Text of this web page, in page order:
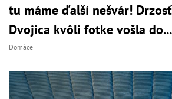
tu máme ďalší nešvár!
Dvojica kvôli fotke vošla do...
Domáce